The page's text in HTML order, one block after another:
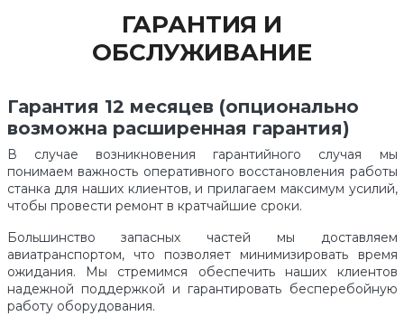
ГАРАНТИЯ И
ОБСЛУЖИВАНИЕ
Гарантия 12 месяцев (опционально
возможна расширенная гарантия)
В случае возникновения гарантийного случая мы
понимаем важность оперативного восстановления работы
станка для наших клиентов, и прилагаем максимум усилий,
чтобы провести ремонт в кратчайшие сроки.
Большинство запасных частей мы доставляем
авиатранспортом, что позволяет минимизировать время
ожидания. Мы стремимся обеспечить наших клиентов
надежной поддержкой и гарантировать бесперебойную
работу оборудования.